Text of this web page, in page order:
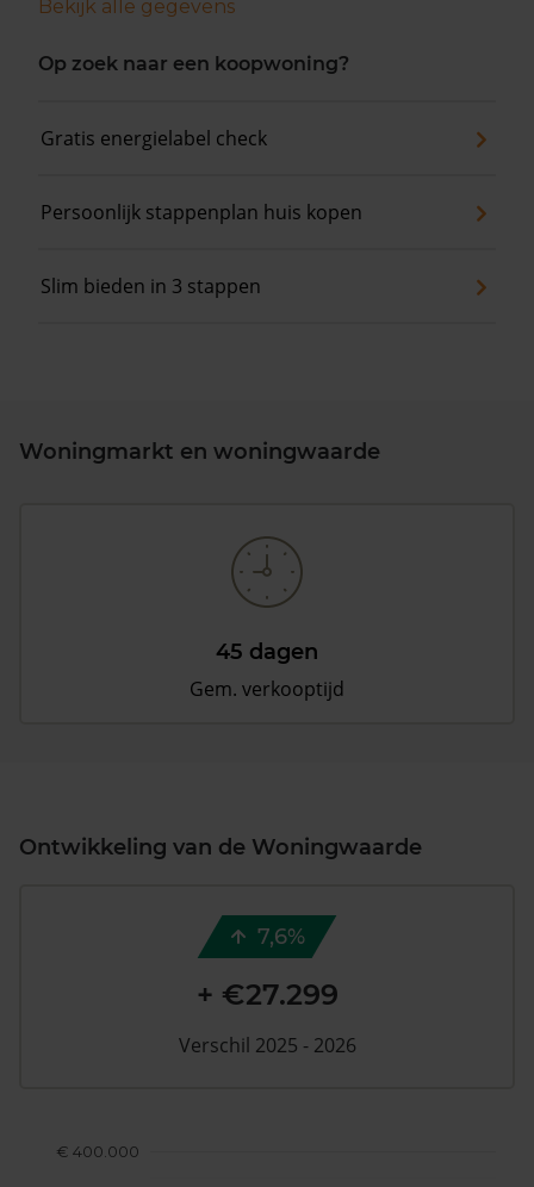
Bekijk alle gegevens
Op zoek naar een koopwoning?
Gratis energielabel check
Persoonlijk stappenplan huis kopen
Slim bieden in 3 stappen
Woningmarkt en woningwaarde
45 dagen
Gem. verkooptijd
Ontwikkeling van de Woningwaarde
€ 400.000
7,6%
+ €27.299
Verschil 2025 - 2026